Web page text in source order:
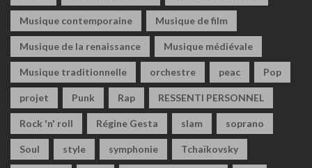
Musique contemporaine Musique de film
Musique de la renaissance Musique médiévale
Musique traditionnelle orchestre peac Pop
projet Punk Rap RESSENTI PERSONNEL
Rock 'n' roll Régine Gesta slam soprano
Soul style symphonie Tchaïkovsky